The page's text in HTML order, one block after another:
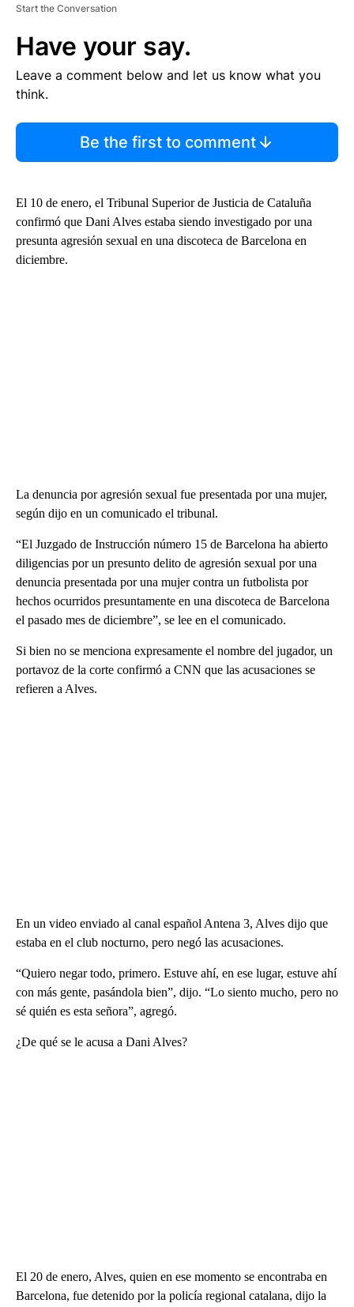
Start the Conversation
Have your say.
Leave a comment below and let us know what you
think.
Be the first to comment
El 10 de enero, el Tribunal Superior de Justicia de Cataluña
confirmó que Dani Alves estaba siendo investigado por una
presunta agresión sexual en una discoteca de Barcelona en
diciembre.
La denuncia por agresión sexual fue presentada por una mujer,
según dijo en un comunicado el tribunal.
“El Juzgado de Instrucción número 15 de Barcelona ha abierto
diligencias por un presunto delito de agresión sexual por una
denuncia presentada por una mujer contra un futbolista por
hechos ocurridos presuntamente en una discoteca de Barcelona
el pasado mes de diciembre”, se lee en el comunicado.
Si bien no se menciona expresamente el nombre del jugador, un
portavoz de la corte confirmó a CNN que las acusaciones se
refieren a Alves.
En un video enviado al canal español Antena 3, Alves dijo que
estaba en el club nocturno, pero negó las acusaciones.
“Quiero negar todo, primero. Estuve ahí, en ese lugar, estuve ahí
con más gente, pasándola bien”, dijo. “Lo siento mucho, pero no
sé quién es esta señora”, agregó.
¿De qué se le acusa a Dani Alves?
El 20 de enero, Alves, quien en ese momento se encontraba en
Barcelona, fue detenido por la policía regional catalana, dijo la